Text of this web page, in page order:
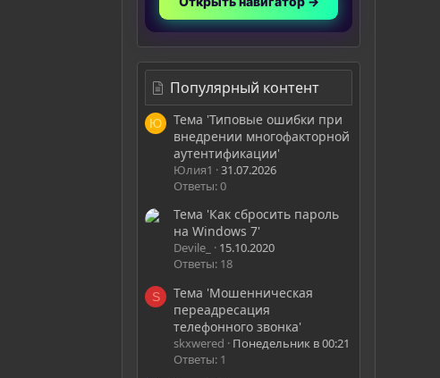
Популярный контент
Ю
Тема 'Типовые ошибки при
внедрении многофакторной
аутентификации'
Юлия1
31.07.2026
Ответы: 0
Тема 'Как сбросить пароль
на Windows 7'
Devile_
15.10.2020
Ответы: 18
S
Тема 'Мошенническая
переадресация
телефонного звонка'
skxwered
Понедельник в 00:21
Ответы: 1